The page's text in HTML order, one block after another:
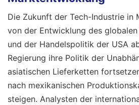
Die Zukunft der Tech-Industrie in
von der Entwicklung des
und der Handelspolitik der USA
Regierung ihre Politik der
asiatischen Lieferketten
nach mexikanischen
steigen. Analysten der